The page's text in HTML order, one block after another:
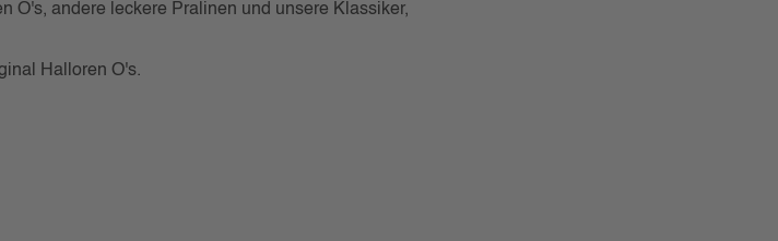
O's, andere leckere Pralinen und unsere Klassiker,
Halloren O's.